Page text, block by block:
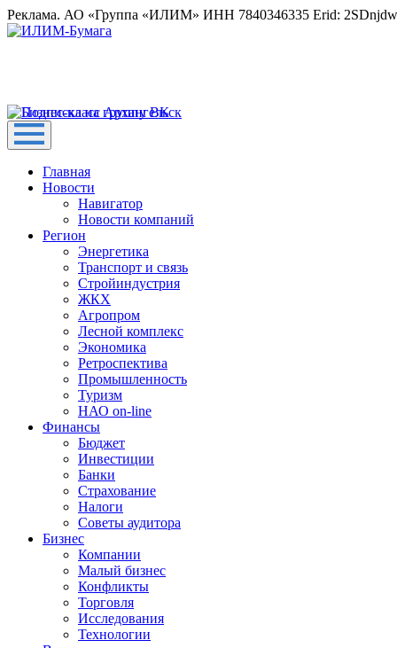
Реклама. АО «Группа «ИЛИМ» ИНН 7840346335 Erid:
Главная
Новости
Навигатор
Новости компаний
Регион
Энергетика
Транспорт и связь
Стройиндустрия
ЖКХ
Агропром
Лесной комплекс
Экономика
Ретроспектива
Промышленность
Туризм
НАО on-line
Финансы
Бюджет
Инвестиции
Банки
Страхование
Налоги
Советы аудитора
Бизнес
Компании
Малый бизнес
Конфликты
Торговля
Исследования
Технологии